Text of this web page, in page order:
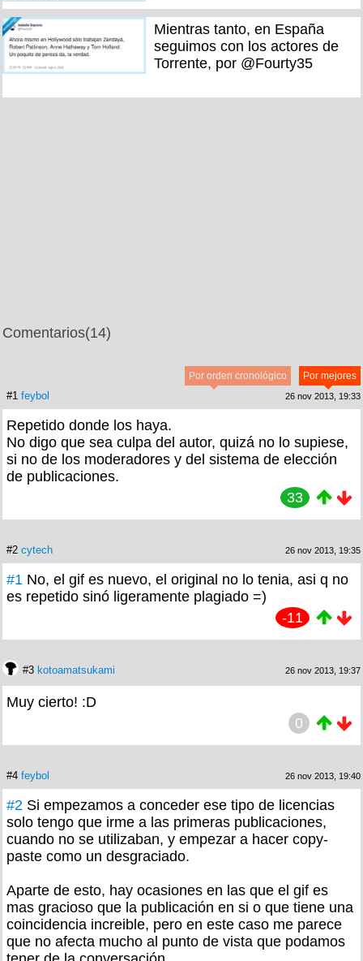
Mientras tanto, en España
seguimos con los actores de
Torrente, por @Fourty35
Comentarios(14)
Por mejores
Por orden cronológico
#1 feybol 26 nov 2013, 19:33
Repetido donde los haya.
No digo que sea culpa del autor, quizá no lo supiese,
si no de los moderadores y del sistema de elección
de publicaciones.
33
#2 cytech 26 nov 2013, 19:35
#1 No, el gif es nuevo, el original no lo tenia, asi q no
es repetido sinó ligeramente plagiado =)
-11
#3 kotoamatsukami 26 nov 2013, 19:37
Muy cierto! :D
0
#4 feybol 26 nov 2013, 19:40
#2 Si empezamos a conceder ese tipo de licencias
solo tengo que irme a las primeras publicaciones,
cuando no se utilizaban, y empezar a hacer copy-
paste como un desgraciado.
Aparte de esto, hay ocasiones en las que el gif es
mas gracioso que la publicación en si o que tiene una
coincidencia increible, pero en este caso me parece
que no afecta mucho al punto de vista que podamos